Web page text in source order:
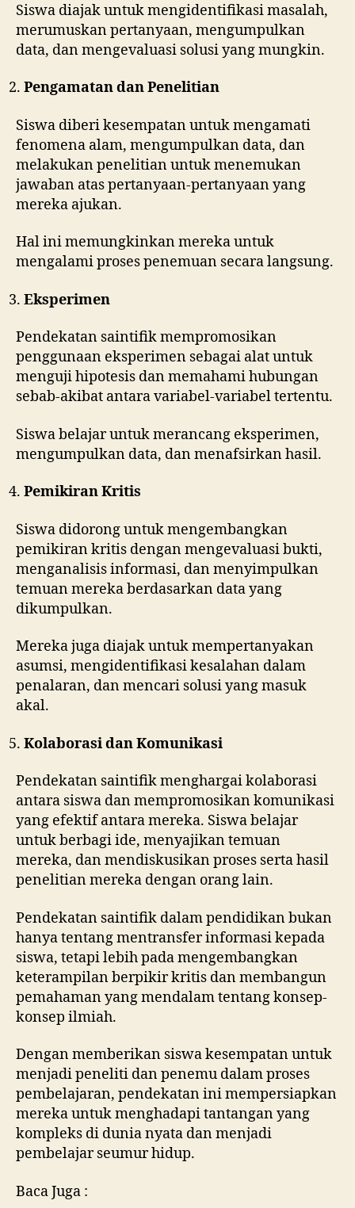
Siswa diajak untuk mengidentifikasi masalah,
merumuskan pertanyaan, mengumpulkan
data, dan mengevaluasi solusi yang mungkin.
Pengamatan dan Penelitian
Siswa diberi kesempatan untuk mengamati
fenomena alam, mengumpulkan data, dan
melakukan penelitian untuk menemukan
jawaban atas pertanyaan-pertanyaan yang
mereka ajukan.
Hal ini memungkinkan mereka untuk
mengalami proses penemuan secara langsung.
Eksperimen
Pendekatan saintifik mempromosikan
penggunaan eksperimen sebagai alat untuk
menguji hipotesis dan memahami hubungan
sebab-akibat antara variabel-variabel tertentu.
Siswa belajar untuk merancang eksperimen,
mengumpulkan data, dan menafsirkan hasil.
Pemikiran Kritis
Siswa didorong untuk mengembangkan
pemikiran kritis dengan mengevaluasi bukti,
menganalisis informasi, dan menyimpulkan
temuan mereka berdasarkan data yang
dikumpulkan.
Mereka juga diajak untuk mempertanyakan
asumsi, mengidentifikasi kesalahan dalam
penalaran, dan mencari solusi yang masuk
akal.
Kolaborasi dan Komunikasi
Pendekatan saintifik menghargai kolaborasi
antara siswa dan mempromosikan komunikasi
yang efektif antara mereka. Siswa belajar
untuk berbagi ide, menyajikan temuan
mereka, dan mendiskusikan proses serta hasil
penelitian mereka dengan orang lain.
Pendekatan saintifik dalam pendidikan bukan
hanya tentang mentransfer informasi kepada
siswa, tetapi lebih pada mengembangkan
keterampilan berpikir kritis dan membangun
pemahaman yang mendalam tentang konsep-
konsep ilmiah.
Dengan memberikan siswa kesempatan untuk
menjadi peneliti dan penemu dalam proses
pembelajaran, pendekatan ini mempersiapkan
mereka untuk menghadapi tantangan yang
kompleks di dunia nyata dan menjadi
pembelajar seumur hidup.
Baca Juga :